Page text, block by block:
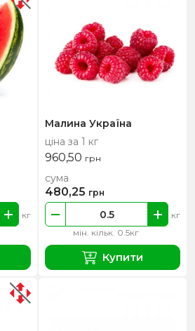
кг
Малина Україна
ціна за 1 кг
960,50 грн
мін. кільк. 0.5кг
кг
сума
480,25 грн
Купити